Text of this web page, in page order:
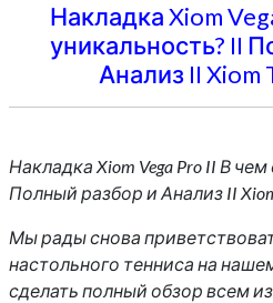
Накладка Xiom
уникальность? II
Анализ II Xiom
Накладка Xiom Vega Pro II В
Полный разбор и Анализ II Xiom
Мы рады снова
настольного тенниса на
сделать полный обзор всем